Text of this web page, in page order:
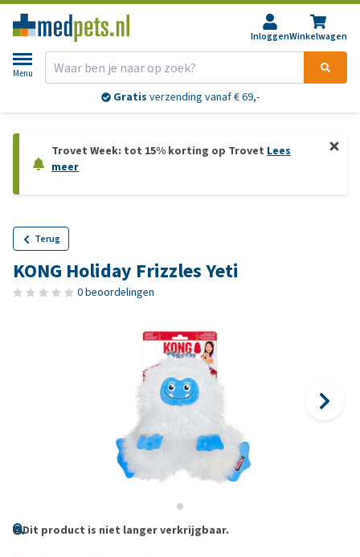
InloggenWinkelwagen
Menu
Gratis verzending vanaf € 69,-
Trovet Week: tot 15% korting op Trovet Lees
meer
Terug
KONG Holiday Frizzles Yeti
0 beoordelingen
Dit product is niet langer verkrijgbaar.